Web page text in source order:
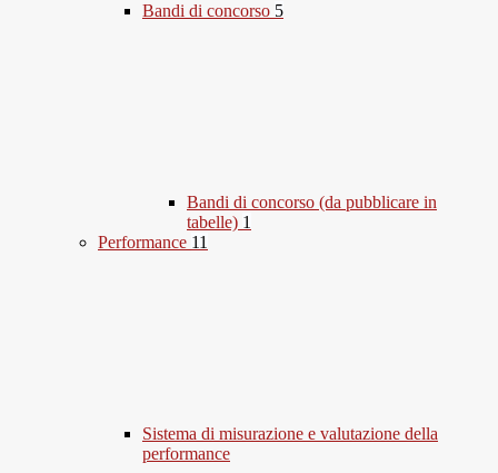
Bandi di concorso 5
Bandi di concorso (da pubblicare in
tabelle) 1
Performance 11
Sistema di misurazione e valutazione della
performance